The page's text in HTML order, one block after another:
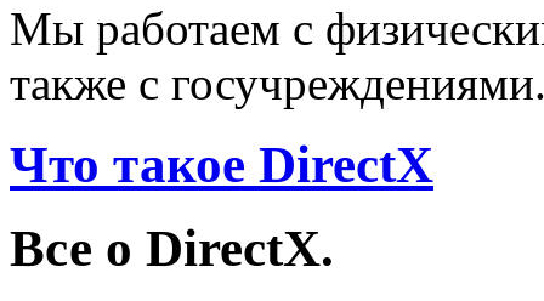
Мы работаем с
также с
Что такое DirectX
Все о DirectX.